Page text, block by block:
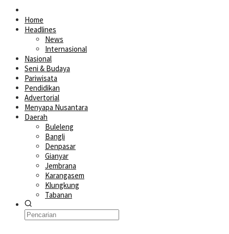
Home
Headlines
News
Internasional
Nasional
Seni & Budaya
Pariwisata
Pendidikan
Advertorial
Menyapa Nusantara
Daerah
Buleleng
Bangli
Denpasar
Gianyar
Jembrana
Karangasem
Klungkung
Tabanan